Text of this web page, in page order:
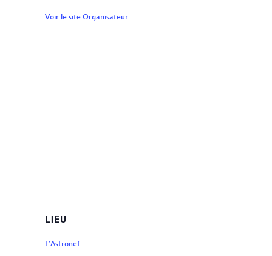
Voir le site Organisateur
LIEU
L’Astronef